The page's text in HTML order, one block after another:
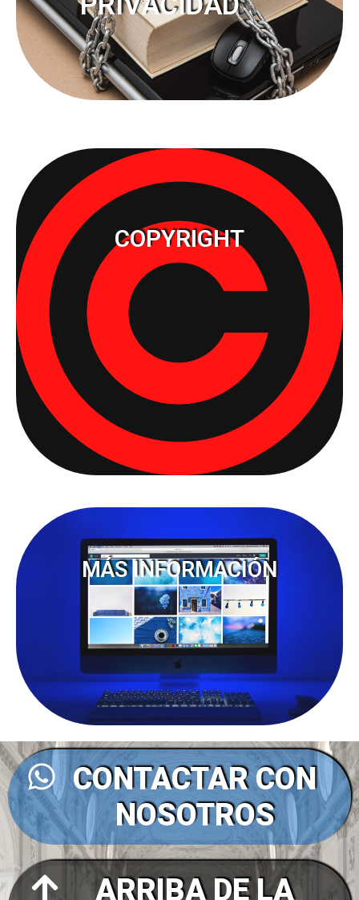
COPYRIGHT
MÁS INFORMACIÓN
CONTACTAR CON
NOSOTROS
ARRIBA DE LA